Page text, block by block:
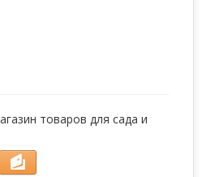
товаров для сада и